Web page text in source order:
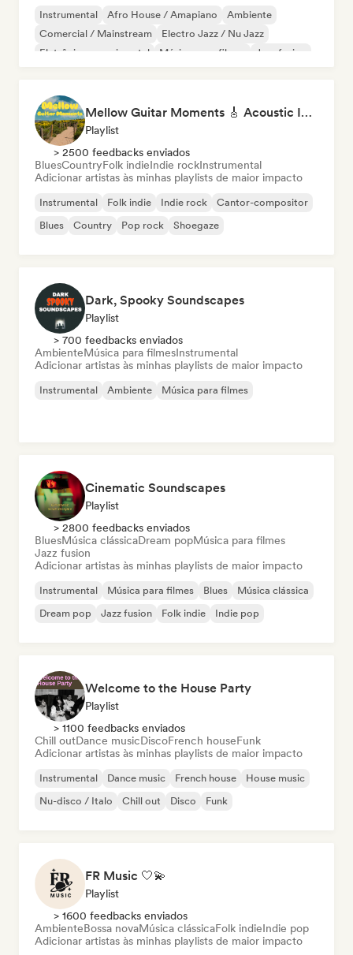
Instrumental Afro House / Amapiano
Ambiente
Comercial / Mainstream
Electro Jazz / Nu Jazz
Eletrônica experimental
Música para filmes Jazz fusion
Mellow Guitar Moments 🎸 Acoustic Indie Folk & Singer-Songwriter
Playlist
> 2500 feedbacks enviados
BluesCountryFolk indieIndie rockInstrumental
Adicionar artistas às minhas playlists de maior impacto
Instrumental Folk indie Indie rock
Cantor-compositor
Blues
Country Pop rock Shoegaze
Dark, Spooky Soundscapes
Playlist
> 700 feedbacks enviados
AmbienteMúsica para filmesInstrumental
Adicionar artistas às minhas playlists de maior impacto
Instrumental Ambiente Música para filmes
Cinematic Soundscapes
Playlist
> 2800 feedbacks enviados
BluesMúsica clássicaDream popMúsica para filmes
Jazz fusion
Adicionar artistas às minhas playlists de maior impacto
Instrumental Música para filmes Blues
Música clássica
Dream pop
Jazz fusion Folk indie Indie pop
Welcome to the House Party
Playlist
> 1100 feedbacks enviados
Chill outDance musicDiscoFrench houseFunk
Adicionar artistas às minhas playlists de maior impacto
Instrumental Dance music French house
House music
Nu-disco / Italo
Chill out Disco Funk
FR Music 🤍💫
Playlist
> 1600 feedbacks enviados
AmbienteBossa novaMúsica clássicaFolk indieIndie pop
Adicionar artistas às minhas playlists de maior impacto